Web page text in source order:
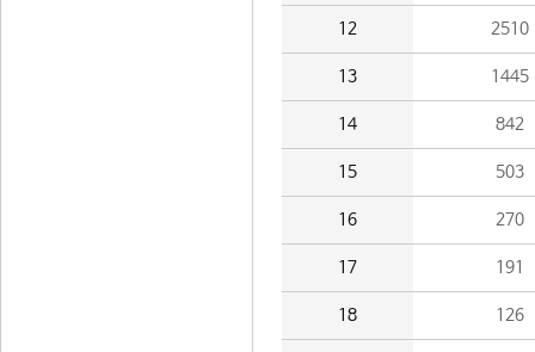
12 2510
13 1445
14 842
15 503
16 270
17 191
18 126